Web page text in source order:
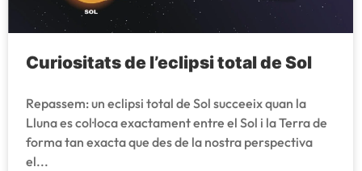
Curiositats de l’eclipsi total de Sol
Repassem: un eclipsi total de Sol succeeix quan la
Lluna es col·loca exactament entre el Sol i la Terra de
forma tan exacta que des de la nostra perspectiva
el...